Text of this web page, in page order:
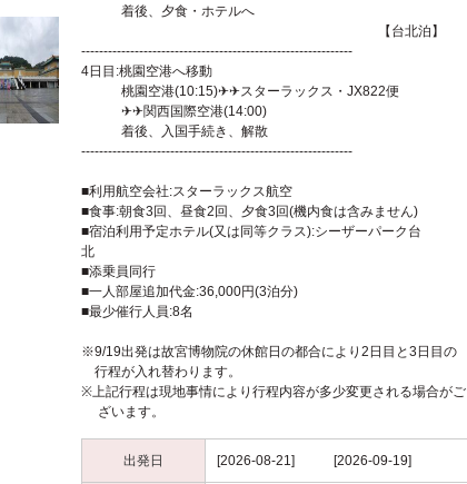
着後、夕食・ホテルへ
【台北泊】
-------------------------------------------------------------
4日目:桃園空港へ移動
桃園空港(10:15)✈✈スターラックス・JX822便
✈✈関西国際空港(14:00)
着後、入国手続き、解散
-------------------------------------------------------------
■利用航空会社:スターラックス航空
■食事:朝食3回、昼食2回、夕食3回(機内食は含みません)
■宿泊利用予定ホテル(又は同等クラス):シーザーパーク台
北
■添乗員同行
■一人部屋追加代金:36,000円(3泊分)
■最少催行人員:8名
※9/19出発は故宮博物院の休館日の都合により2日目と3日目の
行程が入れ替わります。
※上記行程は現地事情により行程内容が多少変更される場合がご
ざいます。
出発日 [2026-08-21] [2026-09-19]